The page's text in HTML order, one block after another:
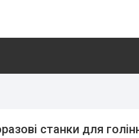
станки для